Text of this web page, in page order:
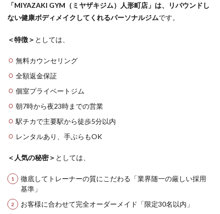
「MIYAZAKI GYM（ミヤザキジム）人形町店」は、リバウンドし
ない健康ボディメイクしてくれるパーソナルジムです。
＜特徴＞ としては、
無料カウンセリング
全額返金保証
個室プライベートジム
朝7時から夜23時までの営業
駅チカで主要駅から徒歩5分以内
レンタルあり、手ぶらもOK
＜人気の秘密＞ としては、
徹底してトレーナーの質にこだわる「業界随一の厳しい採用
基準」
お客様に合わせて完全オーダーメイド「限定30名以内」